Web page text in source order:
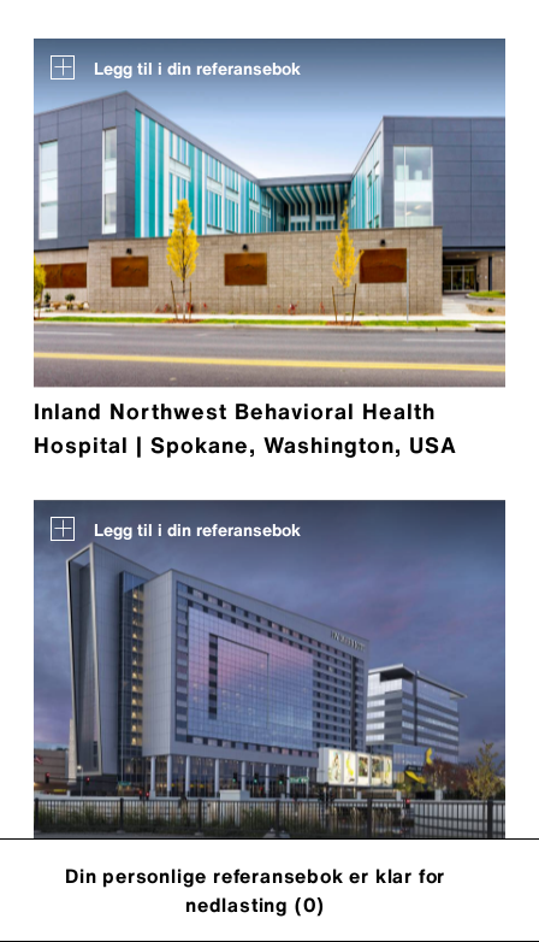
Legg til i din referansebok
Inland Northwest Behavioral Health
Hospital | Spokane, Washington, USA
Legg til i din referansebok
Mall Of America | Bloomington, MN, USA
Din personlige referansebok er klar for
nedlasting (0)